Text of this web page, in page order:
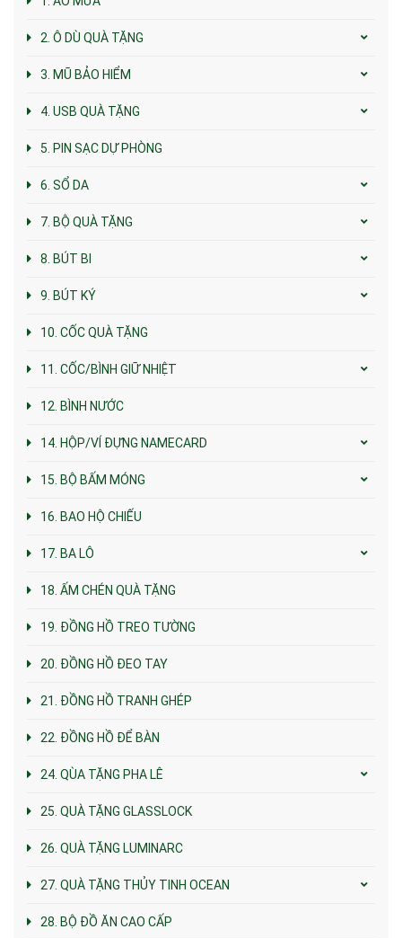
2. Ô DÙ QUÀ TẶNG
3. MŨ BẢO HIỂM
4. USB QUÀ TẶNG
5. PIN SẠC DỰ PHÒNG
6. SỔ DA
7. BỘ QUÀ TẶNG
8. BÚT BI
9. BÚT KÝ
10. CỐC QUÀ TẶNG
11. CỐC/BÌNH GIỮ NHIỆT
12. BÌNH NƯỚC
14. HỘP/VÍ ĐỰNG NAMECARD
15. BỘ BẤM MÓNG
16. BAO HỘ CHIẾU
17. BA LÔ
18. ẤM CHÉN QUÀ TẶNG
19. ĐỒNG HỒ TREO TƯỜNG
20. ĐỒNG HỒ ĐEO TAY
21. ĐỒNG HỒ TRANH GHÉP
22. ĐỒNG HỒ ĐỂ BÀN
24. QÙA TẶNG PHA LÊ
25. QUÀ TẶNG GLASSLOCK
26. QUÀ TẶNG LUMINARC
27. QUÀ TẶNG THỦY TINH OCEAN
28. BỘ ĐỒ ĂN CAO CẤP